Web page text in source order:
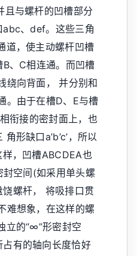
且与螺杆的凹槽部分
abc、def。这些三角
道，使主动螺杆凹槽
、C相连通。而凹槽
绕向背面， 并分别和
。由于在槽D、E与槽
衔接的密封面上，也
形缺口a’b’c’，所以
，凹槽ABCDEA也
空间(如采用单头螺
螺杆， 将吸排口贯
难想象，在这样的螺
立的“∞”形密封空
有的轴向长度恰好